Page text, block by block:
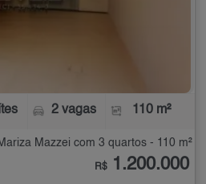
2 vagas 110 m²
Mazzei com 3 quartos - 110 m²
R$ 1.200.000